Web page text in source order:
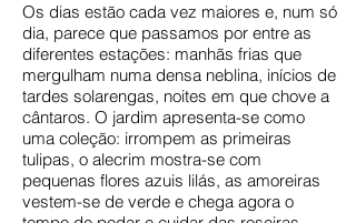
Os dias estão cada vez maiores e, num só
dia, parece que passamos por entre as
diferentes estações: manhãs frias que
mergulham numa densa neblina, inícios de
tardes solarengas, noites em que chove a
cântaros. O jardim apresenta-se como
uma coleção: irrompem as primeiras
tulipas, o alecrim mostra-se com
pequenas flores azuis lilás, as amoreiras
vestem-se de verde e chega agora o